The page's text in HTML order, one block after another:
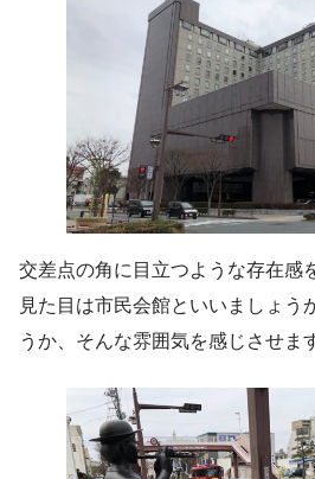
交差点の角に目立つような存在感
見た目は市民会館といいましょう
うか、そんな雰囲気を感じさせま